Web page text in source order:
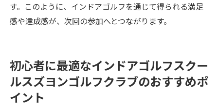
す。このように、インドアゴルフを通じて得られる満足
感や達成感が、次回の参加へとつながります。
初心者に最適なインドアゴルフスクー
ルスズヨンゴルフクラブのおすすめポ
イント